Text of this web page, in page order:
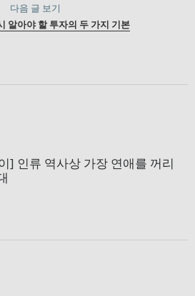
다음 글 보기
알아야 할 투자의 두 가지 기본
] 인류 역사상 가장 연애를 꺼리